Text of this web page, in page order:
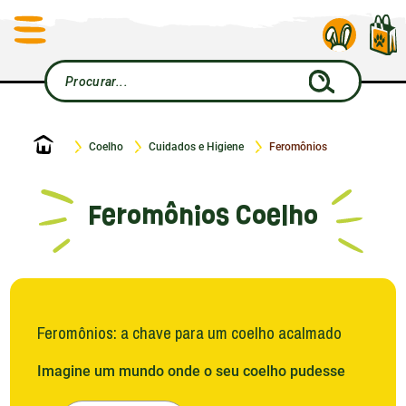
Início Coelho Cuidados e Higiene Feromônios
Feromônios Coelho
Feromônios: a chave para um coelho acalmado
Imagine um mundo onde o seu coelho pudesse